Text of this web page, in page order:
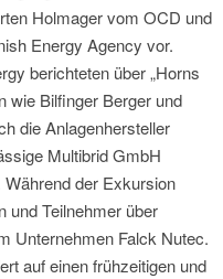
Holmager vom OCD und
Energy Agency vor.
berichteten über „Horns
wie Bilfinger Berger und
die Anlagenhersteller
Multibrid GmbH
der Exkursion
und Teilnehmer über
Unternehmen Falck Nutec.
auf einen frühzeitigen und